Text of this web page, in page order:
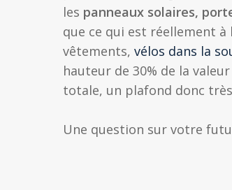
les panneaux solaires,
que ce qui est réellement
vêtements, vélos dans la
hauteur de 30% de la
totale, un plafond donc
Une question sur votre